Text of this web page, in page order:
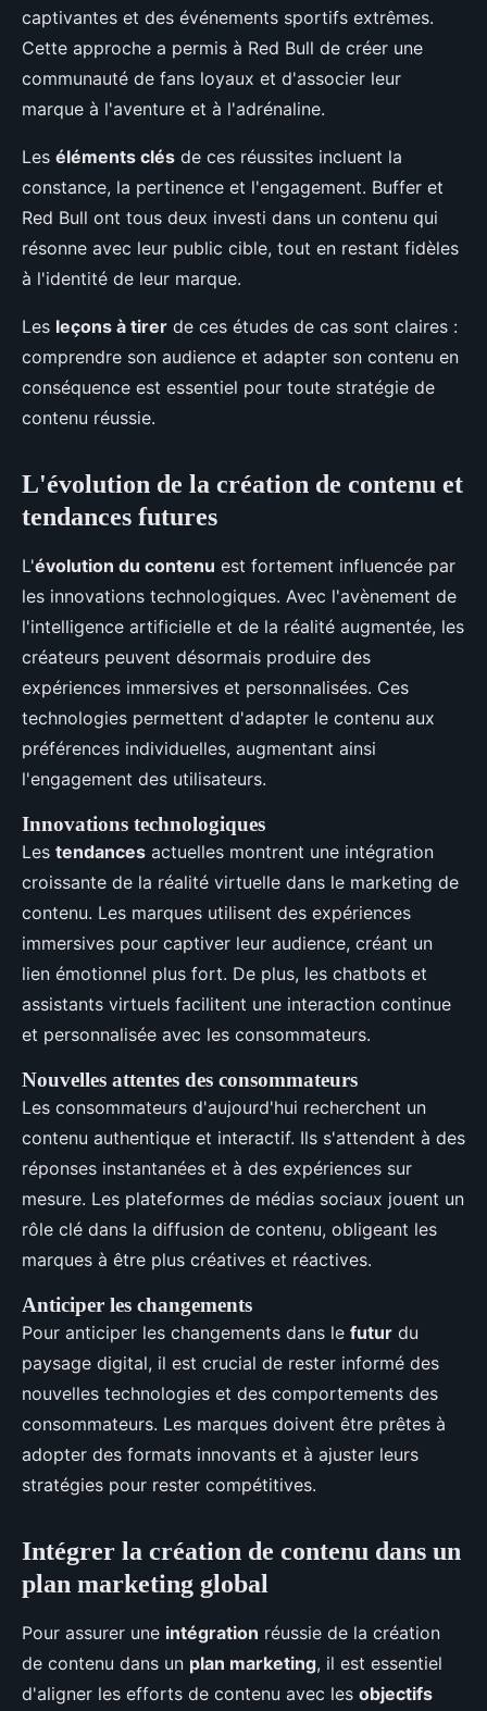
captivantes et des événements sportifs extrêmes.
Cette approche a permis à Red Bull de créer une
communauté de fans loyaux et d'associer leur
marque à l'aventure et à l'adrénaline.
Les éléments clés de ces réussites incluent la
constance, la pertinence et l'engagement. Buffer et
Red Bull ont tous deux investi dans un contenu qui
résonne avec leur public cible, tout en restant fidèles
à l'identité de leur marque.
Les leçons à tirer de ces études de cas sont claires :
comprendre son audience et adapter son contenu en
conséquence est essentiel pour toute stratégie de
contenu réussie.
L'évolution de la création de contenu et
tendances futures
L'évolution du contenu est fortement influencée par
les innovations technologiques. Avec l'avènement de
l'intelligence artificielle et de la réalité augmentée, les
créateurs peuvent désormais produire des
expériences immersives et personnalisées. Ces
technologies permettent d'adapter le contenu aux
préférences individuelles, augmentant ainsi
l'engagement des utilisateurs.
Innovations technologiques
Les tendances actuelles montrent une intégration
croissante de la réalité virtuelle dans le marketing de
contenu. Les marques utilisent des expériences
immersives pour captiver leur audience, créant un
lien émotionnel plus fort. De plus, les chatbots et
assistants virtuels facilitent une interaction continue
et personnalisée avec les consommateurs.
Nouvelles attentes des consommateurs
Les consommateurs d'aujourd'hui recherchent un
contenu authentique et interactif. Ils s'attendent à des
réponses instantanées et à des expériences sur
mesure. Les plateformes de médias sociaux jouent un
rôle clé dans la diffusion de contenu, obligeant les
marques à être plus créatives et réactives.
Anticiper les changements
Pour anticiper les changements dans le futur du
paysage digital, il est crucial de rester informé des
nouvelles technologies et des comportements des
consommateurs. Les marques doivent être prêtes à
adopter des formats innovants et à ajuster leurs
stratégies pour rester compétitives.
Intégrer la création de contenu dans un
plan marketing global
Pour assurer une intégration réussie de la création
de contenu dans un plan marketing, il est essentiel
d'aligner les efforts de contenu avec les objectifs